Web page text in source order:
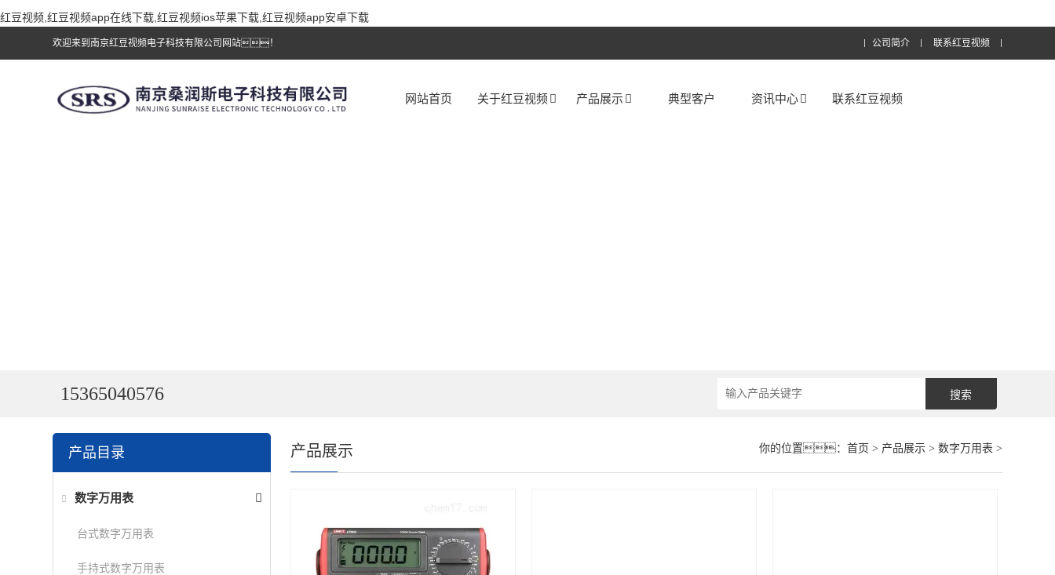
红豆视频,红豆视频app在线下载,红豆视频ios苹果下载,红豆视频app安卓下载
欢迎来到南京红豆视频电子科技有限公司网站！ 公司简介 联系红豆视频
网站首页 关于红豆视频 产品展示 典型客户 资讯中心 联系红豆视频
15365040576
产品目录
数字万用表
台式数字万用表
手持式数字万用表
你的位置： 首页 > 产品展示> 数字万用表 >
产品展示